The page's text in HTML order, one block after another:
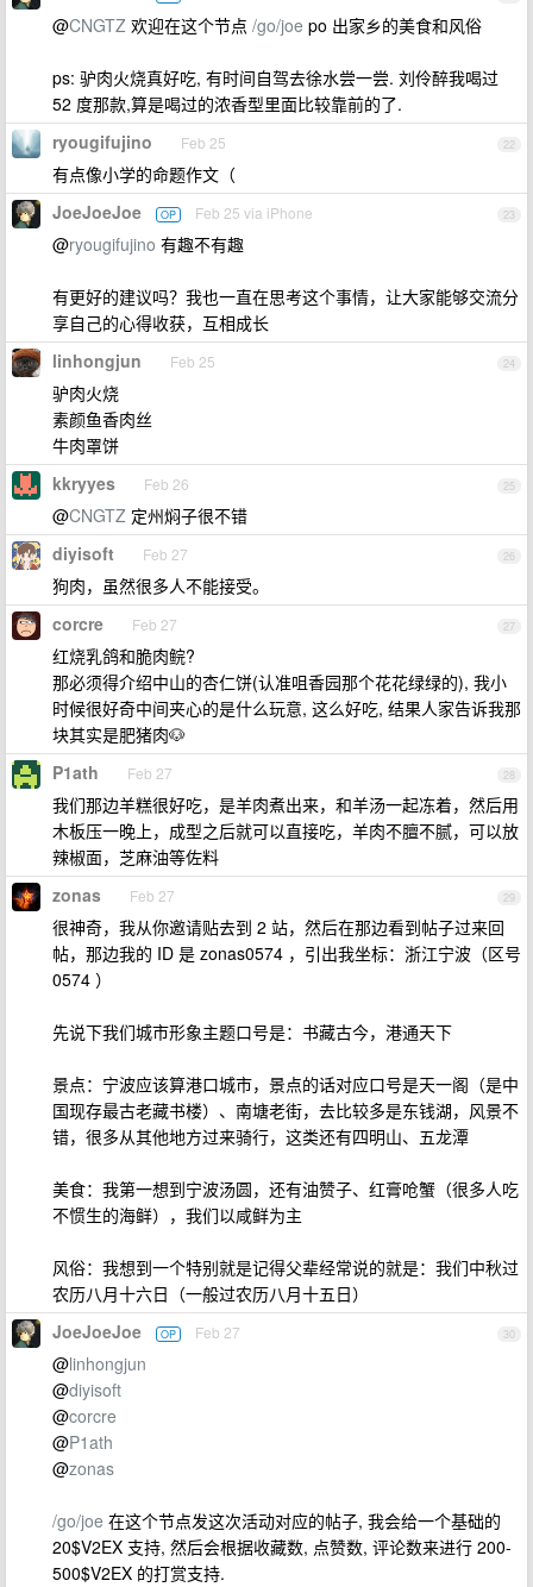
@CNGTZ 欢迎在这个节点 /go/joe po 出家乡的美食和风俗
ps: 驴肉火烧真好吃, 有时间自驾去徐水尝一尝. 刘伶醉我喝过
52 度那款,算是喝过的浓香型里面比较靠前的了.
22
ryougifujino Feb 25
有点像小学的命题作文（
23
JoeJoeJoe OP Feb 25 via iPhone
@ryougifujino 有趣不有趣
有更好的建议吗？我也一直在思考这个事情，让大家能够交流分
享自己的心得收获，互相成长
24
linhongjun Feb 25
驴肉火烧
素颜鱼香肉丝
牛肉罩饼
25
kkryyes Feb 26
@CNGTZ 定州焖子很不错
26
diyisoft Feb 27
狗肉，虽然很多人不能接受。
27
corcre Feb 27
红烧乳鸽和脆肉鲩?
那必须得介绍中山的杏仁饼(认准咀香园那个花花绿绿的), 我小
时候很好奇中间夹心的是什么玩意, 这么好吃, 结果人家告诉我那
块其实是肥猪肉🐶
28
P1ath Feb 27
我们那边羊糕很好吃，是羊肉煮出来，和羊汤一起冻着，然后用
木板压一晚上，成型之后就可以直接吃，羊肉不膻不腻，可以放
辣椒面，芝麻油等佐料
29
zonas Feb 27
很神奇，我从你邀请贴去到 2 站，然后在那边看到帖子过来回
帖，那边我的 ID 是 zonas0574 ，引出我坐标：浙江宁波（区号
0574 ）
先说下我们城市形象主题口号是：书藏古今，港通天下
景点：宁波应该算港口城市，景点的话对应口号是天一阁（是中
国现存最古老藏书楼）、南塘老街，去比较多是东钱湖，风景不
错，很多从其他地方过来骑行，这类还有四明山、五龙潭
美食：我第一想到宁波汤圆，还有油赞子、红膏呛蟹（很多人吃
不惯生的海鲜），我们以咸鲜为主
风俗：我想到一个特别就是记得父辈经常说的就是：我们中秋过
农历八月十六日（一般过农历八月十五日）
30
JoeJoeJoe OP Feb 27
@linhongjun
@diyisoft
@corcre
@P1ath
@zonas
/go/joe 在这个节点发这次活动对应的帖子, 我会给一个基础的
20$V2EX 支持, 然后会根据收藏数, 点赞数, 评论数来进行 200-
500$V2EX 的打赏支持.